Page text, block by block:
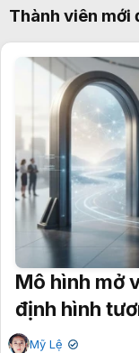
Thành viên mới
Mô hình mở
định hình
Mỹ Lệ ✔